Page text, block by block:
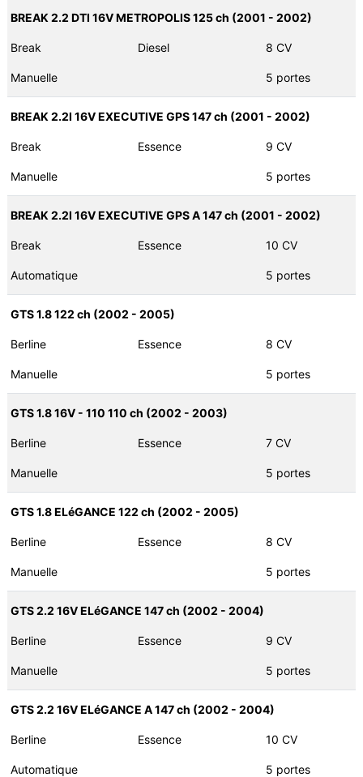
BREAK 2.2 DTI 16V METROPOLIS 125 ch (2001 - 2002)
Break Diesel 8 CV
Manuelle 5 portes
BREAK 2.2I 16V EXECUTIVE GPS 147 ch (2001 - 2002)
Break Essence 9 CV
Manuelle 5 portes
BREAK 2.2I 16V EXECUTIVE GPS A 147 ch (2001 - 2002)
Break Essence 10 CV
Automatique 5 portes
GTS 1.8 122 ch (2002 - 2005)
Berline Essence 8 CV
Manuelle 5 portes
GTS 1.8 16V - 110 110 ch (2002 - 2003)
Berline Essence 7 CV
Manuelle 5 portes
GTS 1.8 ELéGANCE 122 ch (2002 - 2005)
Berline Essence 8 CV
Manuelle 5 portes
GTS 2.2 16V ELéGANCE 147 ch (2002 - 2004)
Berline Essence 9 CV
Manuelle 5 portes
GTS 2.2 16V ELéGANCE A 147 ch (2002 - 2004)
Berline Essence 10 CV
Automatique 5 portes